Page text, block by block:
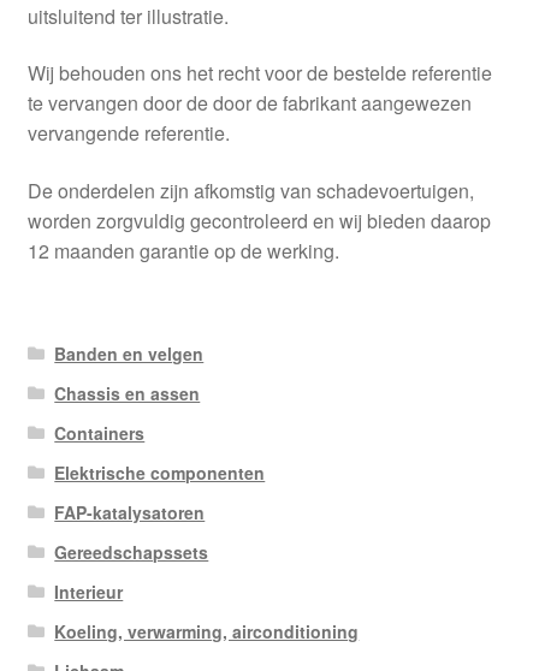
uitsluitend ter illustratie.
Wij behouden ons het recht voor de bestelde referentie
te vervangen door de door de fabrikant aangewezen
vervangende referentie.
De onderdelen zijn afkomstig van schadevoertuigen,
worden zorgvuldig gecontroleerd en wij bieden daarop
12 maanden garantie op de werking.
Banden en velgen
Chassis en assen
Containers
Elektrische componenten
FAP-katalysatoren
Gereedschapssets
Interieur
Koeling, verwarming, airconditioning